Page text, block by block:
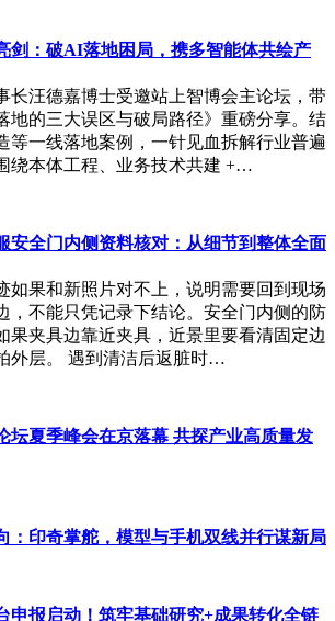
剑：破AI落地困局，携多智能体共绘产
长汪德嘉博士受邀站上智博会主论坛，带
地的三大误区与破局路径》重磅分享。结
等一线落地案例，一针见血拆解行业普遍
绕本体工程、业务技术共建 +…
安全门内侧资料核对：从细节到整体全面
如果和新照片对不上，说明需要回到现场
，不能只凭记录下结论。安全门内侧的防
果夹具边靠近夹具，近景里要看清固定边
外层。 遇到清洁后返脏时…
坛夏季峰会在京落幕 共探产业高质量发
：印奇掌舵，模型与手机双线并行谋新局
申报启动！筑牢基础研究+成果转化全链